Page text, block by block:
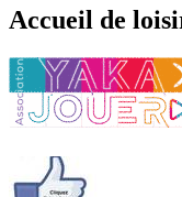
Accueil de